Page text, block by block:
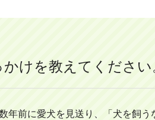
けを教えてください
年前に愛犬を見送り、「犬を飼